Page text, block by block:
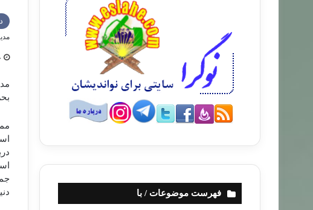
فهرست موضوعات / با